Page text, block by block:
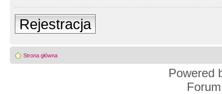
Rejestracja
Strona główna
Powered